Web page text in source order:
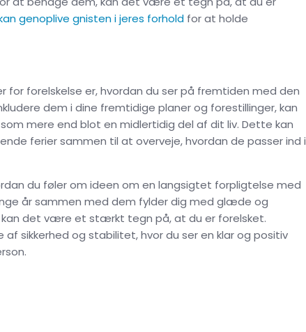
genoplive gnisten i jeres forhold for at holde
for forelskelse er, hvordan du ser på fremtiden med den
dem i dine fremtidige planer og forestillinger, kan
mere end blot en midlertidig del af dit liv. Dette kan
ferier sammen til at overveje, hvordan de passer ind i
du føler om ideen om en langsigtet forpligtelse med
år sammen med dem fylder dig med glæde og
det være et stærkt tegn på, at du er forelsket.
sikkerhed og stabilitet, hvor du ser en klar og positiv